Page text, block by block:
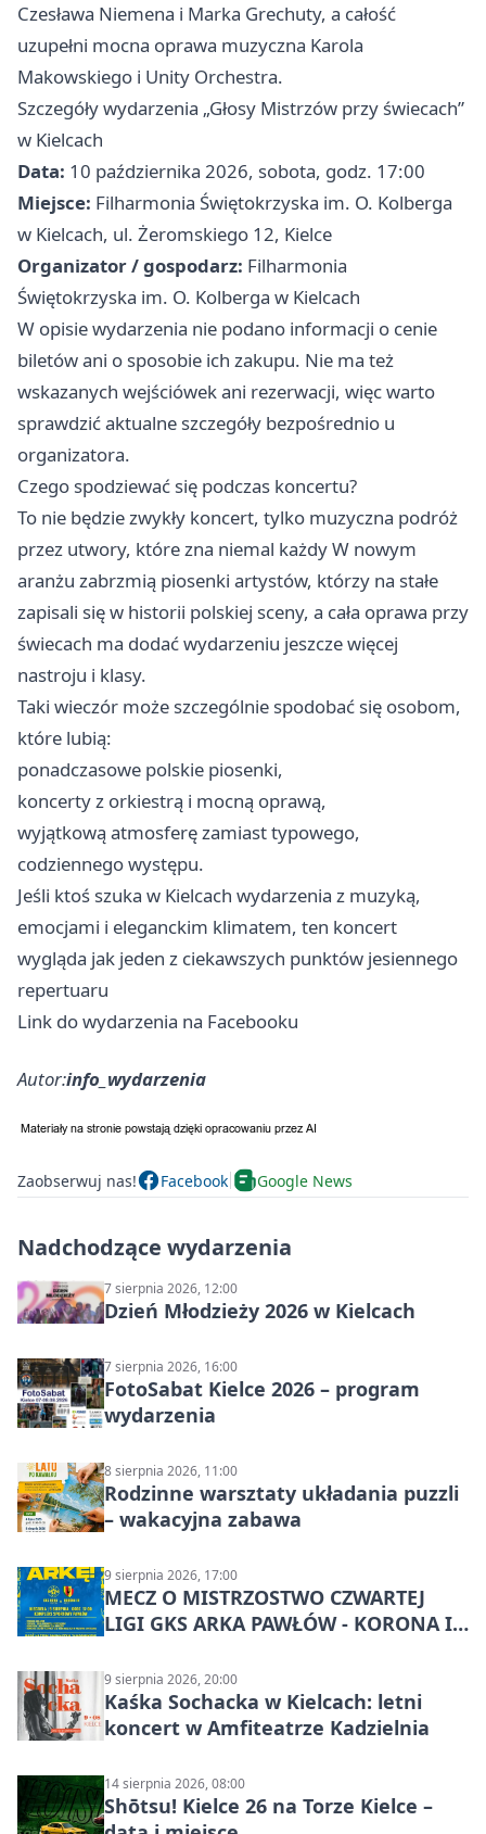
Czesława Niemena i Marka Grechuty, a całość
uzupełni mocna oprawa muzyczna Karola
Makowskiego i Unity Orchestra.
Szczegóły wydarzenia „Głosy Mistrzów przy świecach”
w Kielcach
Data: 10 października 2026, sobota, godz. 17:00
Miejsce: Filharmonia Świętokrzyska im. O. Kolberga
w Kielcach, ul. Żeromskiego 12, Kielce
Organizator / gospodarz: Filharmonia
Świętokrzyska im. O. Kolberga w Kielcach
W opisie wydarzenia nie podano informacji o cenie
biletów ani o sposobie ich zakupu. Nie ma też
wskazanych wejściówek ani rezerwacji, więc warto
sprawdzić aktualne szczegóły bezpośrednio u
organizatora.
Czego spodziewać się podczas koncertu?
To nie będzie zwykły koncert, tylko muzyczna podróż
przez utwory, które zna niemal każdy W nowym
aranżu zabrzmią piosenki artystów, którzy na stałe
zapisali się w historii polskiej sceny, a cała oprawa przy
świecach ma dodać wydarzeniu jeszcze więcej
nastroju i klasy.
Taki wieczór może szczególnie spodobać się osobom,
które lubią:
ponadczasowe polskie piosenki,
koncerty z orkiestrą i mocną oprawą,
wyjątkową atmosferę zamiast typowego,
codziennego występu.
Jeśli ktoś szuka w Kielcach wydarzenia z muzyką,
emocjami i eleganckim klimatem, ten koncert
wygląda jak jeden z ciekawszych punktów jesiennego
repertuaru
Link do wydarzenia na Facebooku
Autor:info_wydarzenia
Zaobserwuj nas! Facebook Google News
Nadchodzące wydarzenia
7 sierpnia 2026, 12:00
Dzień Młodzieży 2026 w Kielcach
7 sierpnia 2026, 16:00
FotoSabat Kielce 2026 – program
wydarzenia
8 sierpnia 2026, 11:00
Rodzinne warsztaty układania puzzli
– wakacyjna zabawa
9 sierpnia 2026, 17:00
MECZ O MISTRZOSTWO CZWARTEJ
LIGI GKS ARKA PAWŁÓW - KORONA III
9 sierpnia 2026, 20:00
Kaśka Sochacka w Kielcach: letni
koncert w Amfiteatrze Kadzielnia
14 sierpnia 2026, 08:00
Shōtsu! Kielce 26 na Torze Kielce –